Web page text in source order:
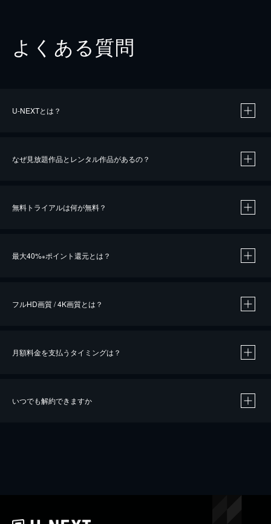
よくある質問
U-NEXTとは？
なぜ見放題作品とレンタル作品があるの？
無料トライアルは何が無料？
最大40%※ポイント還元とは？
※40％ポイント還元の対象は、クレジットカード決済による作品の購入 / レンタルです。
iOSアプリのUコイン決済による作品の購入 / レンタルは、20％のポイント還元です。
フルHD画質 / 4K画質とは？
月額料金を支払うタイミングは？
いつでも解約できますか